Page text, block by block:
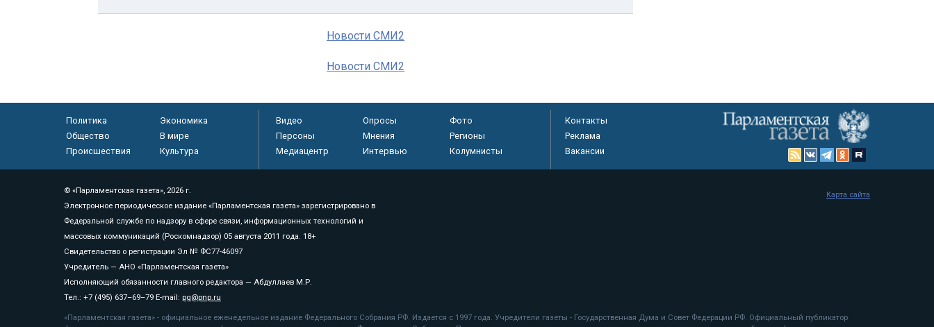
Новости СМИ2
Новости СМИ2
Политика
Экономика
Общество
В мире
Происшествия
Культура
Видео Опросы
Фото
Персоны
Мнения
Регионы
Медиацентр
Интервью Колумнисты
Контакты
Реклама
Вакансии
© «Парламентская газета», 2026 г.
Электронное периодическое издание «Парламентская газета» зарегистрировано в
Федеральной службе по надзору в сфере связи, информационных технологий и
массовых коммуникаций (Роскомнадзор) 05 августа 2011 года. 18+
Свидетельство о регистрации Эл № ФС77-46097
Учредитель — АНО «Парламентская газета»
Исполняющий обязанности главного редактора — Абдуллаев М.Р.
Тел.: +7 (495) 637–69–79 E-mail: pg@pnp.ru
«Парламентская газета» - официальное еженедельное издание Федерального Собрания РФ. Издается с 1997 года. Учредители газеты - Государственная Дума и Совет Федерации РФ. Официальный публикатор
Карта сайта